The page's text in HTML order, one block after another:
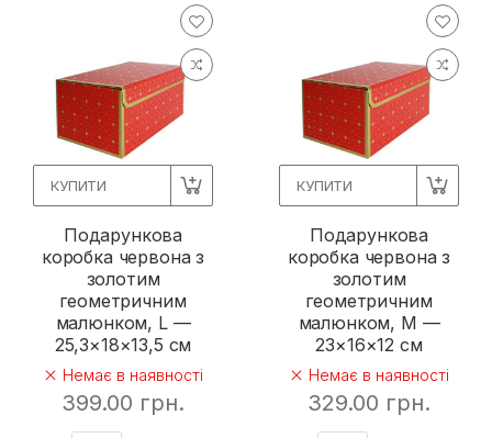
КУПИТИ
Подарункова
коробка червона з
золотим
геометричним
малюнком, L —
25,3×18×13,5 см
Немає в наявності
399.00 грн.
КУПИТИ
Подарункова
коробка червона з
золотим
геометричним
малюнком, M —
23×16×12 см
Немає в наявності
329.00 грн.